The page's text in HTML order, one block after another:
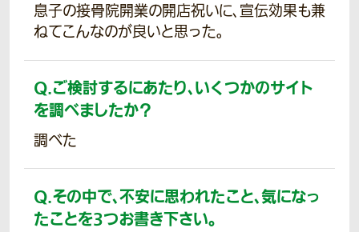
息子の接骨院開業の開店祝いに、宣伝効果も兼
ねてこんなのが良いと思った。
Q.ご検討するにあたり、いくつかのサイト
を調べましたか？
調べた
Q.その中で、不安に思われたこと、気になっ
たことを3つお書き下さい。